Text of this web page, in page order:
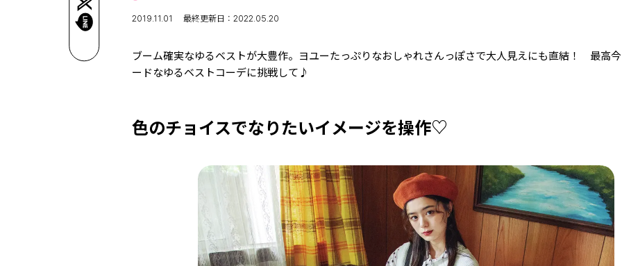
2019.11.01 最終更新日：2022.05.20
ブーム確実なゆるベストが大豊作。ヨユーたっぷりなおしゃれさんっぽさで大人見えにも直結！ 最高
ードなゆるベストコーデに挑戦して♪
色のチョイスでなりたいイメージを操作♡